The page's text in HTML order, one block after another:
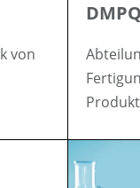
von